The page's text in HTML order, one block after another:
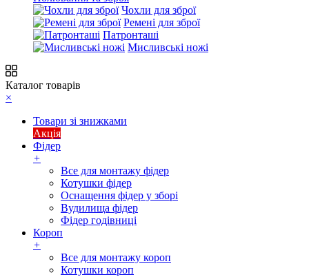
Чохли для зброї
Ремені для зброї
Патронташі
Мисливські ножі
Каталог товарів
×
Товари зі знижками
Акція
Фідер
+
Все для монтажу фідер
Котушки фідер
Оснащення фідер у зборі
Вудилища фідер
Фідер годівниці
Короп
+
Все для монтажу короп
Котушки короп